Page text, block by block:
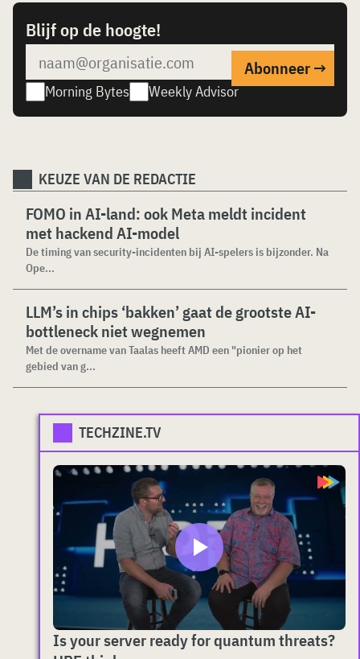
Blijf op de hoogte!
Morning Bytes Weekly Advisor
KEUZE VAN DE REDACTIE
FOMO in AI-land: ook Meta meldt incident
met hackend AI-model
De timing van security-incidenten bij AI-spelers is bijzonder. Na
Ope...
LLM’s in chips ‘bakken’ gaat de grootste AI-
bottleneck niet wegnemen
Met de overname van Taalas heeft AMD een "pionier op het
gebied van g...
TECHZINE.TV
Is your server ready for quantum threats?